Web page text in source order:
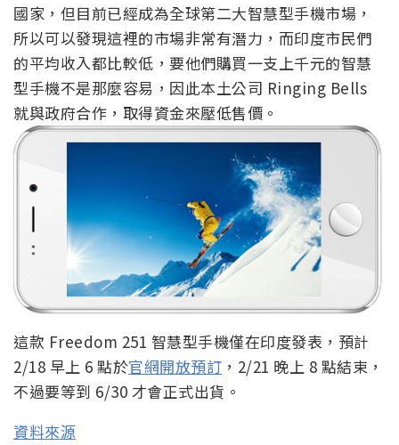
國家，但目前已經成為全球第二大智慧型手機市場，
所以可以發現這裡的市場非常有潛力，而印度市民們
的平均收入都比較低，要他們購買一支上千元的智慧
型手機不是那麼容易，因此本土公司 Ringing Bells
就與政府合作，取得資金來壓低售價。
這款 Freedom 251 智慧型手機僅在印度發表，預計
2/18 早上 6 點於官網開放預訂 ，2/21 晚上 8 點結束，
不過要等到 6/30 才會正式出貨。
資料來源